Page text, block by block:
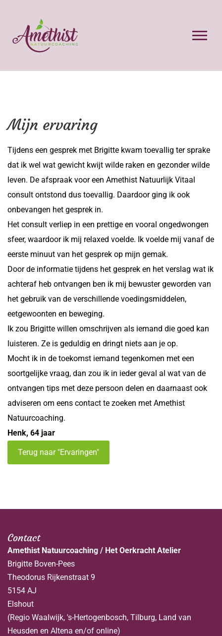
Mijn ervaring
Tijdens een gesprek met Brigitte kwam toevallig ter sprake
dat ik wel wat gewicht kwijt wilde raken en gezonder wilde
leven. De afspraak voor een Amethist Natuurlijk Vitaal
consult ontstond dus toevallig. Daardoor ging ik ook
onbevangen het gesprek in.
Het consult verliep in een prettige en vooral ongedwongen
sfeer, waardoor ik mij relaxed voelde. Ik voelde mij vanaf de
eerste minuut van het gesprek op mijn gemak.
Door de informatie tijdens het gesprek en het verslag wat ik
achteraf heb ontvangen ben ik mij bewuster geworden van
het gebruik van de verschillende voedingsmiddelen,
eetgewoonten en beweging.
Ik zou Brigitte willen omschrijven als iemand die goed kan
luisteren. Ze is geduldig en dringt niets aan je op.
Mocht ik in de toekomst iemand tegenkomen met een
soortgelijke vraag, dan zou ik in ieder geval al wat van de
ontvangen tips met deze persoon delen en daarnaast ook
adviseren om eens contact te zoeken met Amethist
Natuurcoaching.
Henk, 64 jaar
Terug naar "Ervaringen"
Contact
Amethist Natuurcoaching / Het Oerkracht Atelier
Brigitte Boven-Pees
Theodorus Rijkenstraat 9
5154 AJ
Elshout
(Regio Waalwijk, 's-Hertogenbosch, Tilburg, Land van
Heusden en Altena en/of online)